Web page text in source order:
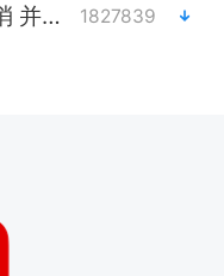
国足U17与阿森纳决赛取消 并列冠军 1827839